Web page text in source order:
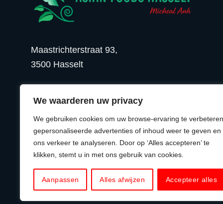
We waarderen uw privacy
We gebruiken cookies om uw browse-ervaring te
gepersonaliseerde advertenties of inhoud weer te geven en
ons verkeer te analyseren. Door op ‘Alles accepteren’ te
klikken, stemt u in met ons gebruik van cookies.
Aanpassen Alles afwijzen Accepteer alles
Maastrichterstraat 93,
3500 Hasselt
© 2026 Asian Foods Hasselt